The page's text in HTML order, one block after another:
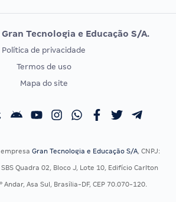
Vunesp
EXAME DE ORDEM
Calendário OAB
Tecnologia e Educação S/A.
Política de privacidade
Termos de uso
Mapa do site
Gran Tecnologia e Educação S/A, CNPJ:
Quadra 02, Bloco J, Lote 10, Edifício Carlton
Andar, Asa Sul, Brasília-DF, CEP 70.070-120.